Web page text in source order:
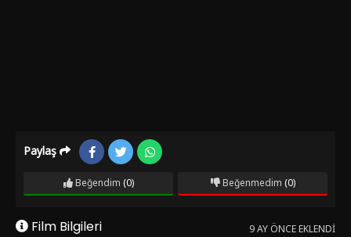
Paylaş
Beğendim (0) Beğenmedim (0)
Film Bilgileri 9 AY ÖNCE EKLENDI